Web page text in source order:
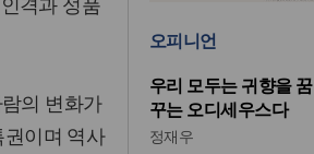
의 변화가
이며 역사
오피니언
우리 모두는 귀향을 꿈
꾸는 오디세우스다
정재우